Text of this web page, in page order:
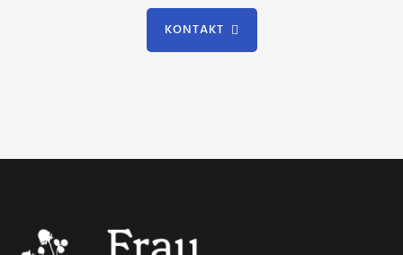
KONTAKT
Footer